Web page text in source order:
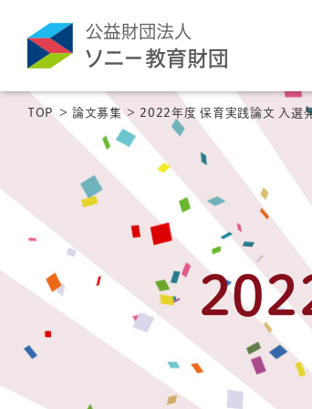
TOP 論文募集 2022年度 保育実践論文 入選